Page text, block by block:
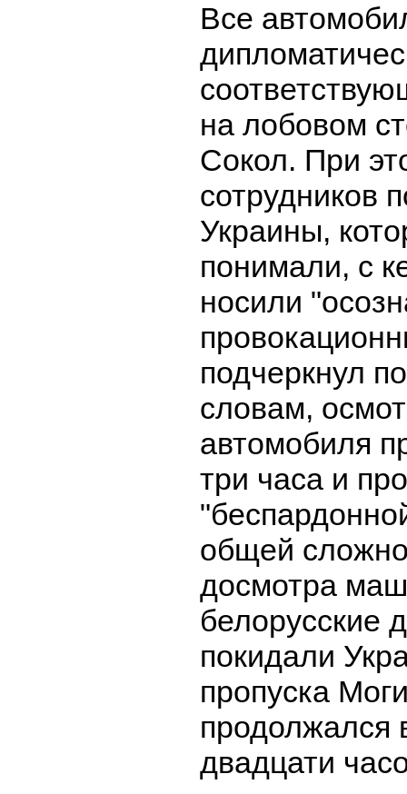
Все
на лобовом
Сокол. При
сотрудников
Украины,
понимали, с
носили
подчеркнул
словам,
автомобиля
три часа и
общей
досмотра
белорусские
покидали
пропуска
продолжался
двадцати